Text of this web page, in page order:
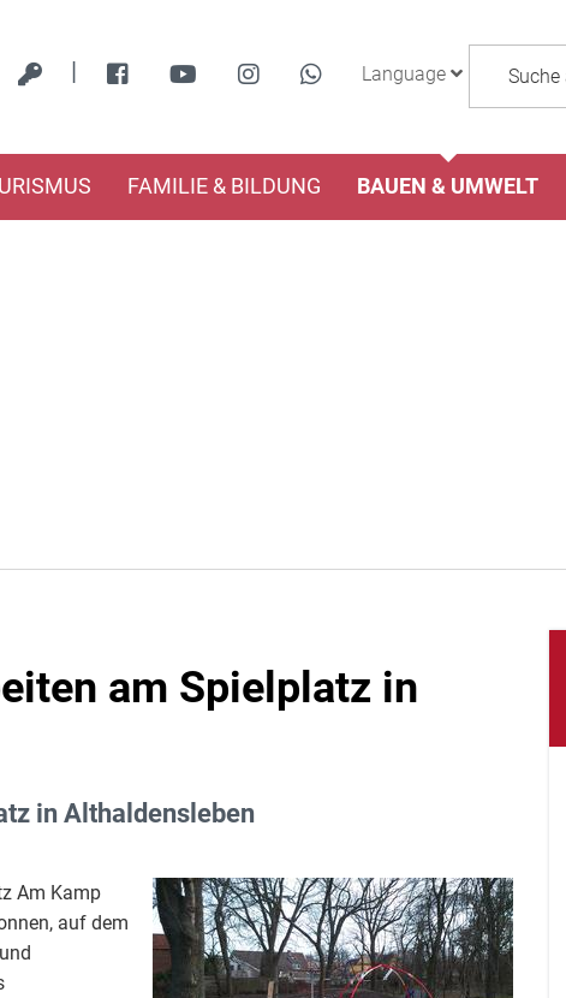
| Language
FAMILIE & BILDUNG BAUEN & UMWELT
am Spielplatz in
in Althaldensleben
Am Kamp
auf dem